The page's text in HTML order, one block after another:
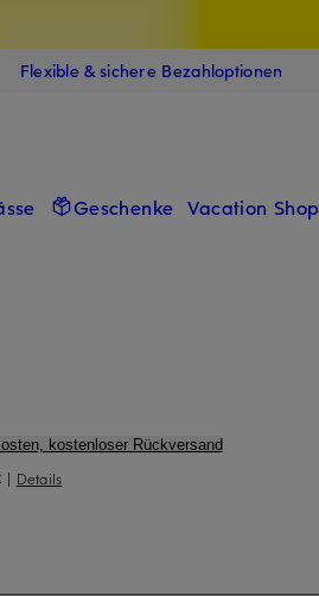
Flexible & sichere Bezahloptionen
Geschenke Vacation Shop
kostenloser Rückversand
| Details